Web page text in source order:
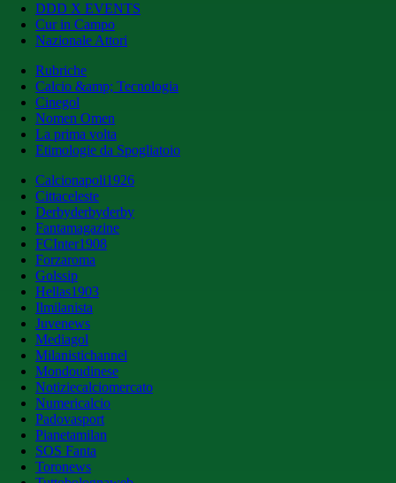
DDD X EVENTS
Cur in Campo
Nazionale Attori
Rubriche
Calcio &amp; Tecnologia
Cinegol
Nomen Omen
La prima volta
Etimologie da Spogliatoio
Calcionapoli1926
Cittaceleste
Derbyderbyderby
Fantamagazine
FCInter1908
Forzaroma
Golssip
Hellas1903
Ilmilanista
Juvenews
Mediagol
Milanistichannel
Mondoudinese
Notiziecalciomercato
Numericalcio
Padovasport
Pianetamilan
SOS Fanta
Toronews